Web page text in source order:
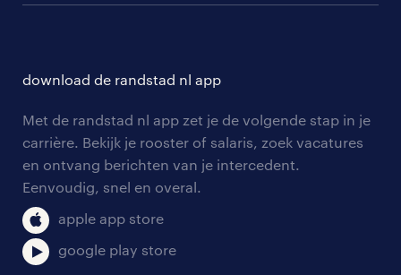
branches
tarieven
personeel gezocht
aanmelden nieuwsbrief
solliciteren
blogs en artikelen
salarischecker
bruto-netto calculator
onze vestigingen
pers
klachten en misstanden
download de randstad nl app
Met de randstad nl app zet je de volgende stap in je
carrière. Bekijk je rooster of salaris, zoek vacatures
en ontvang berichten van je intercedent.
Eenvoudig, snel en overal.
apple app store
google play store